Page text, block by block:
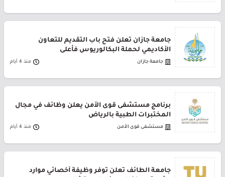
جامعة جازان تعلن فتح باب التقديم للتعاون
الأكاديمي لحملة البكالوريوس فأعلى
جامعة جازان منذ 4 أيام
برنامج مستشفى قوى الأمن يعلن وظائف في مجال
المختبرات الطبية بالرياض
مستشفى قوى الأمن منذ 4 أيام
جامعة الطائف تعلن توفر وظيفة أخصائي موارد